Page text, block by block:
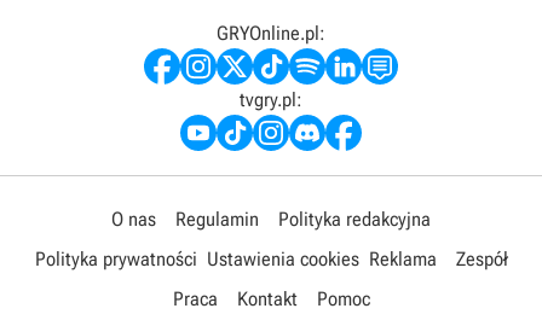
GRYOnline.pl:
tvgry.pl:
O nas Regulamin
Polityka redakcyjna
Polityka prywatności Ustawienia cookies Reklama
Zespół
Praca
Kontakt Pomoc